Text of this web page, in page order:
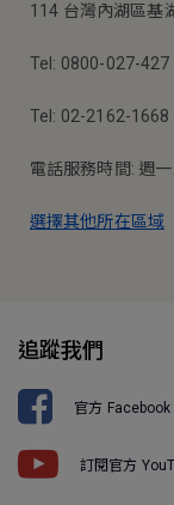
114 台灣內湖區基
Tel: 0800-027-
Tel: 02-2162-1668
電話服務時間: 週
選擇其他所在區域
追蹤我們
官方 Facebook
訂閱官方